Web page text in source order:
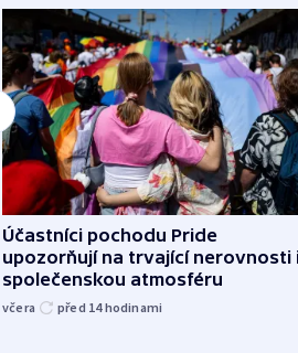
Účastníci pochodu Pride
upozorňují na trvající nerovnosti
společenskou atmosféru
včera před 14hodinami